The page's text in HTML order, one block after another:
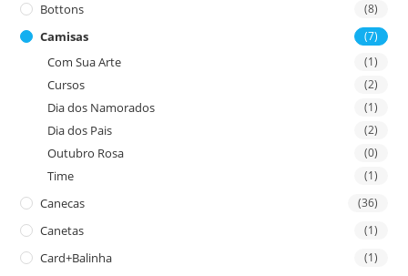
Bottons (8)
Camisas (7)
Com Sua Arte (1)
Cursos (2)
Dia dos Namorados (1)
Dia dos Pais (2)
Outubro Rosa (0)
Time (1)
Canecas (36)
Canetas (1)
Card+Balinha (1)